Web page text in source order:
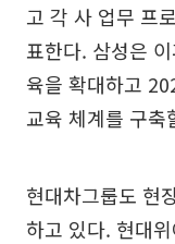
고 각 사 업무 프
표한다. 삼성은
육을 확대하고
교육 체계를 구축
현대차그룹도 현
하고 있다. 현대